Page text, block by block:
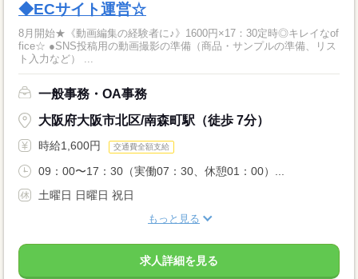
◆ECサイト運営☆
8月開始★《動画編集の経験者に♪》1600円×17：30定時◎キレイなof
fice☆ ●SNS投稿用の動画撮影の準備（商品・サンプルの準備、リス
ト入力など） ...
一般事務・OA事務
大阪府大阪市北区/南森町駅（徒歩 7分）
時給1,600円 交通費全額支給
09：00〜17：30（実働07：30、休憩01：00）...
土曜日 日曜日 祝日
もっと見る
求人詳細を見る